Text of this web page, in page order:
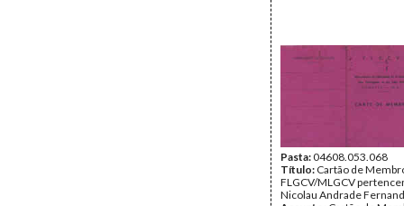
Cabral, Seydi Camara,
Armando Ramos,
Richard Turpin. O
memorando tem as
Sede do PAIGC na Guiné,
Novembro de 1960;
Conakry, 1 de Dezembro
Data:Terça, 15 de
1960 - Quinta, 1 de
1960
Fundo: DAC -
Pasta:04608.053.068
Título: Cartão de
FLGCV/MLGCV
Nicolau Andrade